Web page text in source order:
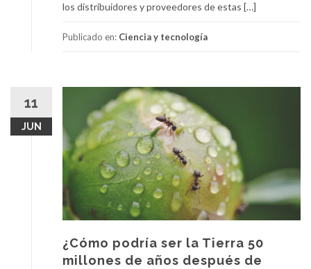
los distribuidores y proveedores de estas […]
Publicado en: Ciencia y tecnología
11
JUN
¿Cómo podría ser la Tierra 50
millones de años después de